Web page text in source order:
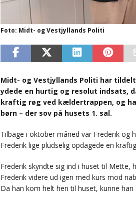
Foto: Midt- og Vestjyllands Politi
Midt- og Vestjyllands Politi har
ydede en hurtig og resolut indsats,
kraftig røg ved kældertrappen, og
børn – der sov på husets 1. sal.
Tilbage i oktober måned var Frederik og
Frederik lige pludselig opdagede en
Frederik skyndte sig ind i huset til Mette,
Frederik videre ud igen med kurs mod
Da han kom helt hen til huset, kunne